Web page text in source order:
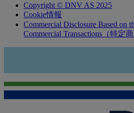
Copyright © DNV AS 2025
Cookie情報
Commercial Disclosure Based on
Commercial Transactions（特定